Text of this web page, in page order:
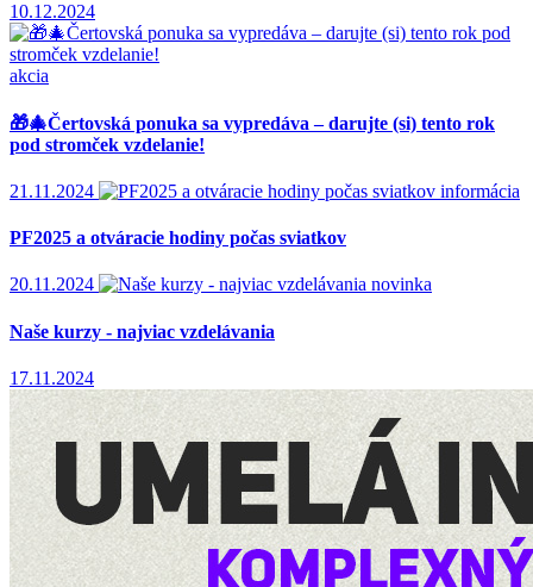
10.12.2024
akcia
🎁🎄Čertovská ponuka sa vypredáva – darujte (si) tento rok
pod stromček vzdelanie!
21.11.2024 informácia
PF2025 a otváracie hodiny počas sviatkov
20.11.2024 novinka
Naše kurzy - najviac vzdelávania
17.11.2024